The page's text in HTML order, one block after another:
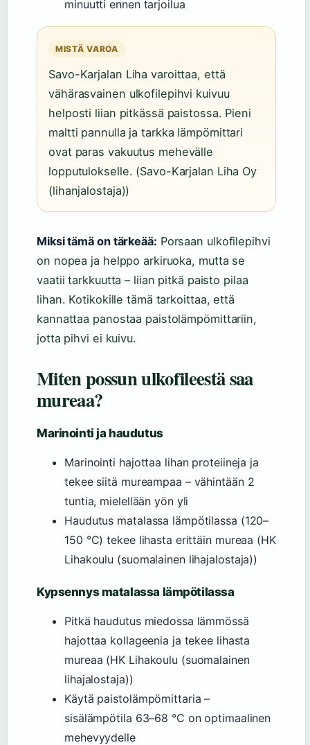
minuutti ennen tarjoilua
MISTÄ VAROA
Savo-Karjalan Liha varoittaa, että
vähärasvainen ulkofilepihvi kuivuu
helposti liian pitkässä paistossa. Pieni
maltti pannulla ja tarkka lämpömittari
ovat paras vakuutus mehevälle
lopputulokselle. (Savo-Karjalan Liha Oy
(lihanjalostaja))
Miksi tämä on tärkeää: Porsaan ulkofilepihvi
on nopea ja helppo arkiruoka, mutta se
vaatii tarkkuutta – liian pitkä paisto pilaa
lihan. Kotikokille tämä tarkoittaa, että
kannattaa panostaa paistolämpömittariin,
jotta pihvi ei kuivu.
Miten possun ulkofileestä saa
mureaa?
Marinointi ja haudutus
Marinointi hajottaa lihan proteiineja ja
tekee siitä mureampaa – vähintään 2
tuntia, mielellään yön yli
Haudutus matalassa lämpötilassa (120–
150 °C) tekee lihasta erittäin mureaa (HK
Lihakoulu (suomalainen lihajalostaja))
Kypsennys matalassa lämpötilassa
Pitkä haudutus miedossa lämmössä
hajottaa kollageenia ja tekee lihasta
mureaa (HK Lihakoulu (suomalainen
lihajalostaja))
Käytä paistolämpömittaria –
sisälämpötila 63–68 °C on optimaalinen
mehevyydelle